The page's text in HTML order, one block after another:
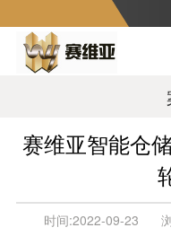
赛维亚智能仓
时间:2022-09-23